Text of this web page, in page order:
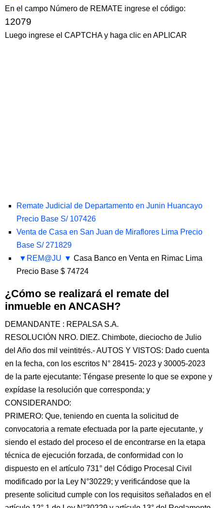
En el campo Número de REMATE ingrese el código:
12079
Luego ingrese el CAPTCHA y haga clic en APLICAR
Remate Judicial de Departamento en Junin Huancayo
Precio Base S/ 107426
Venta de Casa en San Juan de Miraflores Lima Precio
Base S/ 271829
REM@JU
Casa Banco en Venta en Rimac Lima
Precio Base $ 74724
¿Cómo se realizará el remate del
inmueble en ANCASH?
DEMANDANTE : REPALSA S.A.
RESOLUCIÓN NRO. DIEZ. Chimbote, dieciocho de Julio
del Año dos mil veintitrés.- AUTOS Y VISTOS: Dado cuenta
en la fecha, con los escritos N° 28415- 2023 y 30005-2023
de la parte ejecutante: Téngase presente lo que se expone y
expídase la resolución que corresponda; y
CONSIDERANDO:
PRIMERO: Que, teniendo en cuenta la solicitud de
convocatoria a remate efectuada por la parte ejecutante, y
siendo el estado del proceso el de encontrarse en la etapa
técnica de ejecución forzada, de conformidad con lo
dispuesto en el artículo 731° del Código Procesal Civil
modificado por la Ley N°30229; y verificándose que la
presente solicitud cumple con los requisitos señalados en el